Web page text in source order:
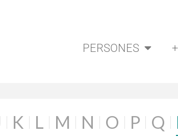
PERSONES
K L M N O P Q